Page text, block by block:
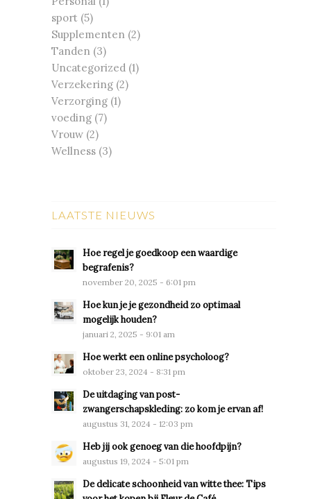
sport(5)
Supplementen (2)
Tanden (3)
Uncategorized (1)
Verzekering(2)
Verzorging(1)
voeding(7)
Vrouw(2)
Wellness(3)
LAATSTE NIEUWS
Hoe regel je goedkoop een waardige
begrafenis?
november 20, 2025 - 6:01 pm
Hoe kun je je gezondheid zo optimaal
mogelijk houden?
januari 2, 2025 - 9:01 am
Hoe werkt een online psycholoog?
oktober 23, 2024 - 8:31 pm
De uitdaging van post-
zwangerschapskleding: zo kom je ervan af!
augustus 31, 2024 - 12:03 pm
Heb jij ook genoeg van die hoofdpijn?
augustus 19, 2024 - 5:01 pm
De delicate schoonheid van witte thee: Tips